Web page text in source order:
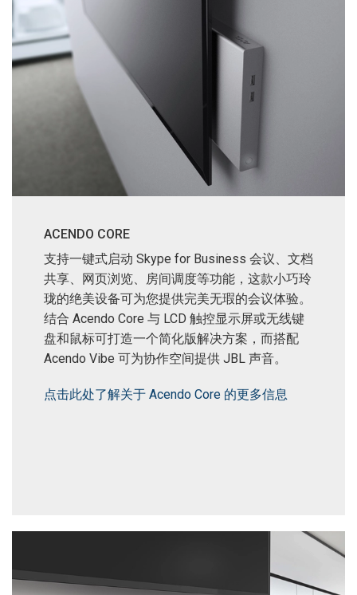
ACENDO CORE
支持一键式启动 Skype for Business 会议、文档
共享、网页浏览、房间调度等功能，这款小巧玲
珑的绝美设备可为您提供完美无瑕的会议体验。
结合 Acendo Core 与 LCD 触控显示屏或无线键
盘和鼠标可打造一个简化版解决方案，而搭配
Acendo Vibe 可为协作空间提供 JBL 声音。
点击此处了解关于 Acendo Core 的更多信息